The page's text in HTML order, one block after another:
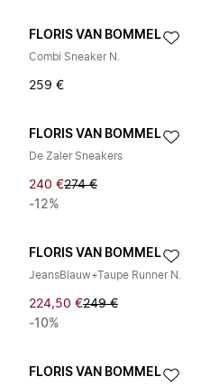
FLORIS VAN BOMMEL
Combi Sneaker N.
259 €
FLORIS VAN BOMMEL
De Zaler Sneakers
240 €274 €
-12%
FLORIS VAN BOMMEL
JeansBlauw+Taupe Runner N.
224,50 €249 €
-10%
FLORIS VAN BOMMEL